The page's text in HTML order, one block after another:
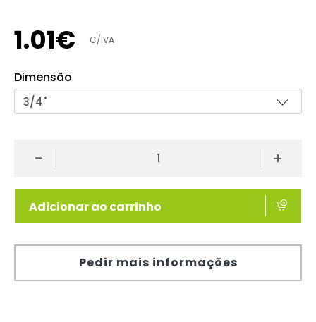
1.01€ C/IVA
Dimensão
- +
Adicionar ao carrinho
Pedir mais informações